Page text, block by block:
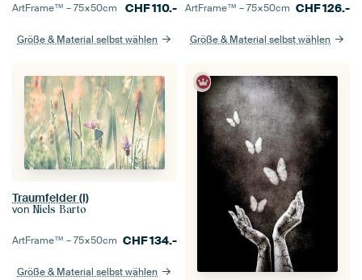
ArtFrame™ –75×50cm CHF110.-
Größe & Material selbst wählen
ArtFrame™ –75×50cm CHF126.-
Größe & Material selbst wählen
Traumfelder (I)
von Niels Barto
ArtFrame™ –75×50cm CHF134.-
Größe & Material selbst wählen